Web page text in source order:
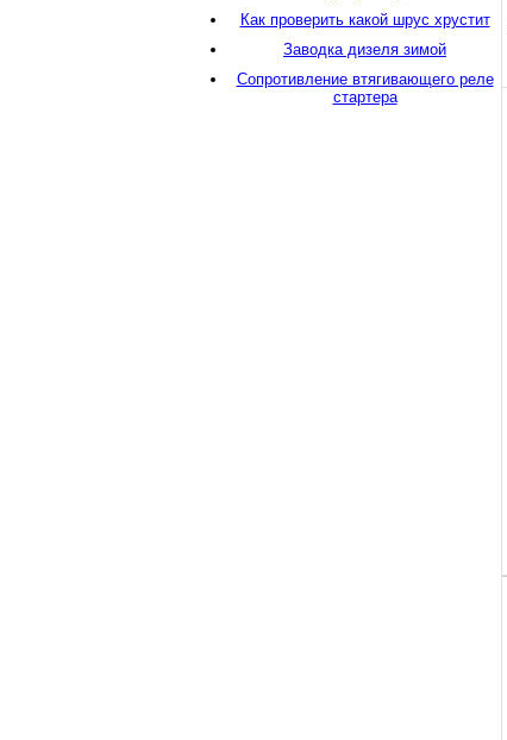
Как проверить какой шрус хрустит
Заводка дизеля зимой
Сопротивление втягивающего реле
стартера